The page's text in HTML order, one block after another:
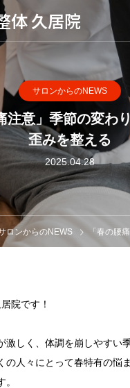
体 久居院
サロンからのNEWS
注意」季節の変わ
歪みを整える
2025.04.28
ロンからのNEWS 「春の腰痛注意」
院です！
激しく、体調を崩しやすい
の人々にとって春特有の悩